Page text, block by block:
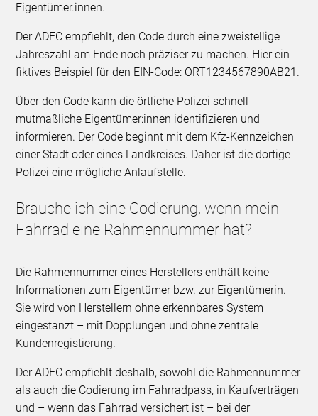
Eigentümer.innen.
Der ADFC empfiehlt, den Code durch eine zweistellige
Jahreszahl am Ende noch präziser zu machen. Hier ein
fiktives Beispiel für den EIN-Code: ORT1234567890AB21.
Über den Code kann die örtliche Polizei schnell
mutmaßliche Eigentümer:innen identifizieren und
informieren. Der Code beginnt mit dem Kfz-Kennzeichen
einer Stadt oder eines Landkreises. Daher ist die dortige
Polizei eine mögliche Anlaufstelle.
Brauche ich eine Codierung, wenn mein
Fahrrad eine Rahmennummer hat?
Die Rahmennummer eines Herstellers enthält keine
Informationen zum Eigentümer bzw. zur Eigentümerin.
Sie wird von Herstellern ohne erkennbares System
eingestanzt – mit Dopplungen und ohne zentrale
Kundenregistierung.
Der ADFC empfiehlt deshalb, sowohl die Rahmennummer
als auch die Codierung im Fahrradpass, in Kaufverträgen
und – wenn das Fahrrad versichert ist – bei der